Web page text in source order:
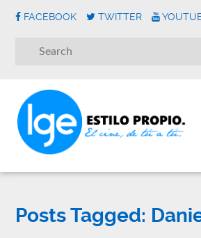
FACEBOOK TWITTER
Posts Tagged: